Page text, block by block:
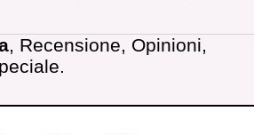
, Recensione, Opinioni,